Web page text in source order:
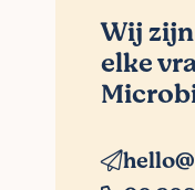
Wij
elke